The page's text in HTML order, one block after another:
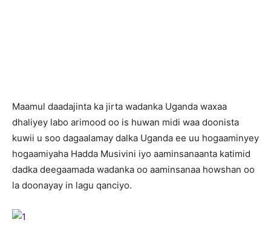
Maamul daadajinta ka jirta wadanka Uganda waxaa
dhaliyey labo arimood oo is huwan midi waa doonista
kuwii u soo dagaalamay dalka Uganda ee uu hogaaminyey
hogaamiyaha Hadda Musivini iyo aaminsanaanta katimid
dadka deegaamada wadanka oo aaminsanaa howshan oo
la doonayay in lagu qanciyo.